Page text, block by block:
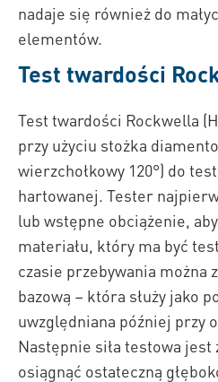
nadaje się również do
elementów.
Test twardości
Test twardości Rockwella
przy użyciu stożka
wierzchołkowy 120°) do
hartowanej. Tester
lub wstępne obciążenie,
materiału, który ma być
czasie przebywania można
bazową – która służy jako
uwzględniana później przy
Następnie siła testowa jest
osiągnąć ostateczną